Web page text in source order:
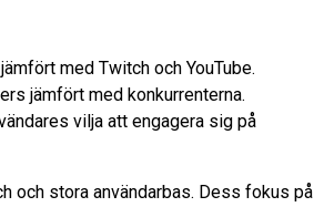
med Twitch och YouTube.
jämfört med konkurrenterna.
vilja att engagera sig på
och stora användarbas. Dess fokus på